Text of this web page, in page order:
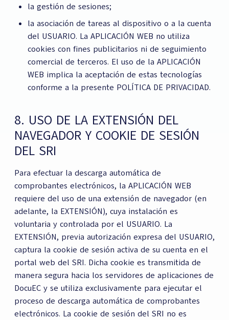
la gestión de sesiones;
la asociación de tareas al dispositivo o a la cuenta
del USUARIO. La APLICACIÓN WEB no utiliza
cookies con fines publicitarios ni de seguimiento
comercial de terceros. El uso de la APLICACIÓN
WEB implica la aceptación de estas tecnologías
conforme a la presente POLÍTICA DE PRIVACIDAD.
8. USO DE LA EXTENSIÓN DEL
NAVEGADOR Y COOKIE DE SESIÓN
DEL SRI
Para efectuar la descarga automática de
comprobantes electrónicos, la APLICACIÓN WEB
requiere del uso de una extensión de navegador (en
adelante, la EXTENSIÓN), cuya instalación es
voluntaria y controlada por el USUARIO. La
EXTENSIÓN, previa autorización expresa del USUARIO,
captura la cookie de sesión activa de su cuenta en el
portal web del SRI. Dicha cookie es transmitida de
manera segura hacia los servidores de aplicaciones de
DocuEC y se utiliza exclusivamente para ejecutar el
proceso de descarga automática de comprobantes
electrónicos. La cookie de sesión del SRI no es